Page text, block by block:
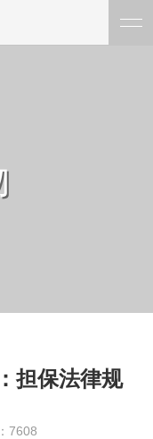
担保法律规
7608